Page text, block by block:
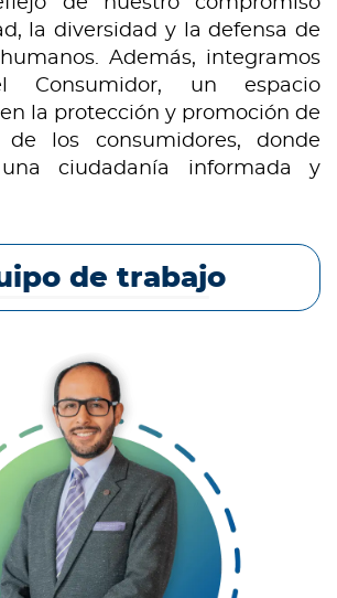
la diversidad y la defensa de
Además, integramos
Consumidor, un espacio
la protección y promoción de
de los consumidores, donde
ciudadanía informada y
de trabajo